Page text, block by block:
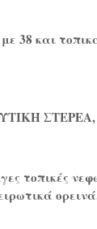
38 και
τοπικές